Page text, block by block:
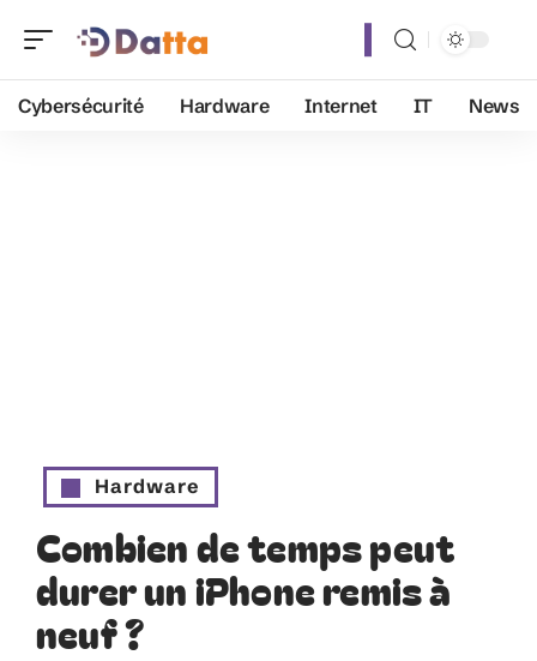
Cybersécurité Hardware Internet IT News
Hardware
Combien de temps peut
durer un iPhone remis à
neuf ?